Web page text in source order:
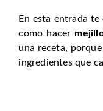
En esta entrada
como hacer
una receta,
ingredientes que